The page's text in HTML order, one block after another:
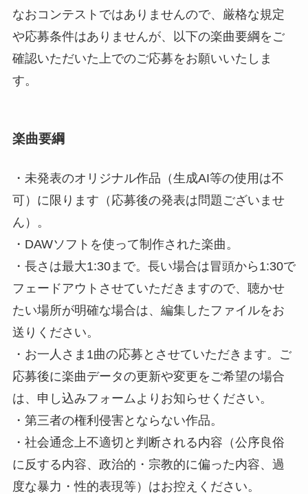
なおコンテストではありませんので、厳格な規定
や応募条件はありませんが、以下の楽曲要綱をご
確認いただいた上でのご応募をお願いいたしま
す。
楽曲要綱
・未発表のオリジナル作品（生成AI等の使用は不
可）に限ります（応募後の発表は問題ございませ
ん）。
・DAWソフトを使って制作された楽曲。
・長さは最大1:30まで。長い場合は冒頭から1:30で
フェードアウトさせていただきますので、聴かせ
たい場所が明確な場合は、編集したファイルをお
送りください。
・お一人さま1曲の応募とさせていただきます。ご
応募後に楽曲データの更新や変更をご希望の場合
は、申し込みフォームよりお知らせください。
・第三者の権利侵害とならない作品。
・社会通念上不適切と判断される内容（公序良俗
に反する内容、政治的・宗教的に偏った内容、過
度な暴力・性的表現等）はお控えください。